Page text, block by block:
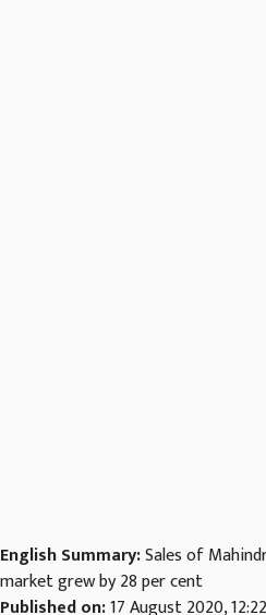
English Summary:Sales of
market grew by 28 per cent
Published on:17 August 2020,